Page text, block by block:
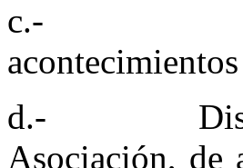
c.- Recibir
d.- Disfrutar
Asociación, de